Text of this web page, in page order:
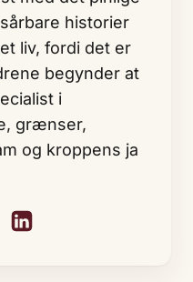
historier
liv, fordi det er
begynder at
i
grænser,
og kroppens ja